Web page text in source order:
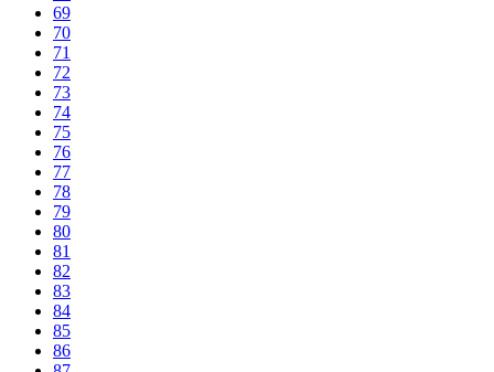
69
70
71
72
73
74
75
76
77
78
79
80
81
82
83
84
85
86